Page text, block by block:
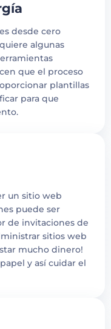
desde cero
algunas
que el proceso
plantillas
para que
un sitio web
puede ser
de invitaciones de
sitios web
mucho dinero!
y así cuidar el